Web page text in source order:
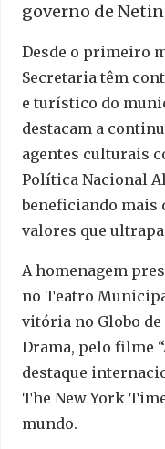
governo de
Desde o primeiro
Secretaria têm
e turístico do
destacam a
agentes culturais
Política Nacional
beneficiando mais
valores que
A homenagem
no Teatro
vitória no Globo
Drama, pelo filme
destaque
The New York
mundo.